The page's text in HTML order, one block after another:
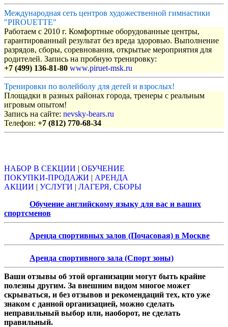
Международная сеть центров художественной гимнастики
"PIROUETTE"
Работаем с 2010 г. Комфортные оборудованные центры,
гарантированный результат без вреда здоровью. Выполнение
разрядов, сборы, соревнования, открытые мероприятия для
родителей. Запись на пробную тренировку:
+7 (499) 136-81-80 www.piruet-msk.ru
Тренировки по волейболу для детей и взрослых!
Площадки в разных районах города, тренеры с реальным
игровым опытом!
Запись на сайте: nevsky-bears.ru
Телефон: +7 (812) 770-68-34
НАБОР В СЕКЦИИ | ОБУЧЕНИЕ
ПОКУПКИ-ПРОДАЖИ | АРЕНДА
АКЦИИ | УСЛУГИ | ЛАГЕРЯ, СБОРЫ
Обучение английскому языку для вас и ваших
спортсменов
Аренда спортивных залов (Почасовая) в Москве
Аренда спортивного зала (Спорт зоны)
Ваши отзывы об этой организации могут быть крайне
полезны другим. За внешним видом многое может
скрываться, и без отзывов и рекомендаций тех, кто уже
знаком с данной организацией, можно сделать
неправильный выбор или, наоборот, не сделать
правильный.